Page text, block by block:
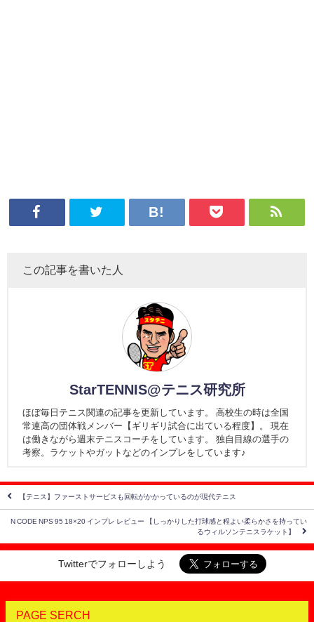
この記事を書いた人
StarTENNIS@テニス研究所
ほぼ毎日テニス関連の記事を更新しています。 高校生の時は全国
常連高の団体戦メンバー【ギリギリ試合に出ている程度】。 現在
は働きながら週末テニスコーチをしています。 独自目線の選手の
考察。ラケットやガットなどのインプレをしています♪
【テニス】ファーストサービスも回転がかかっているのが現代テニス
N CODE NPS 95 18×20 インプレ レビュー 【しっかりした打球感と程よい柔らかさを持ってい
るウィルソンテニスラケット】
Twitterでフォローしよう
PAGE SERCH